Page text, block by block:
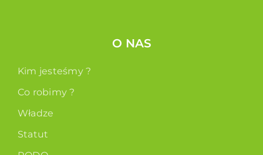
O NAS
Kim jesteśmy ?
Co robimy ?
Władze
Statut